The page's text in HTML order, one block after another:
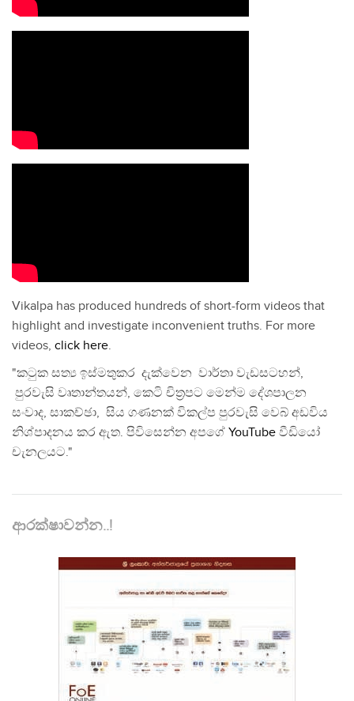
Vikalpa has produced hundreds of short-form videos that
highlight and investigate inconvenient truths. For more
videos, click here.
"කටුක සත්‍ය ඉස්මතුකර දැක්වෙන වාර්තා වැඩසටහන්,
පුරවැසි වෘතාන්තයන්, කෙටි චිත්‍රපට මෙන්ම දේශපාලන
සංවාද, සාකච්ඡා, සිය ගණනක් විකල්ප පුරවැසි වෙබ් අඩවිය
නිශ්පාදනය කර ඇත. පිවිසෙන්න අපගේ YouTube වීඩියෝ
චැනලයට."
ආරක්ෂාවන්න..!